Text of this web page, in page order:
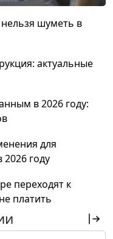
шуметь в
актуальные
в 2026 году:
для
году
переходят к
платить